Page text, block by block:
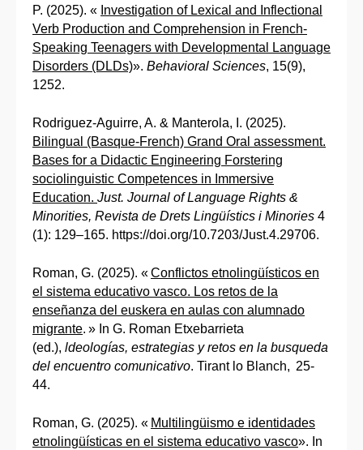
P. (2025). « Investigation of Lexical and Inflectional
Verb Production and Comprehension in French-
Speaking Teenagers with Developmental Language
Disorders (DLDs)». Behavioral Sciences, 15(9),
1252.
Rodriguez-Aguirre, A. & Manterola, I. (2025).
Bilingual (Basque-French) Grand Oral assessment.
Bases for a Didactic Engineering Forstering
sociolinguistic Competences in Immersive
Education. Just. Journal of Language Rights &
Minorities, Revista de Drets Lingüístics i Minories 4
(1): 129–165. https://doi.org/10.7203/Just.4.29706.
Roman, G. (2025). «Conflictos etnolingüísticos en
el sistema educativo vasco. Los retos de la
enseñanza del euskera en aulas con alumnado
migrante. » In G. Roman Etxebarrieta
(ed.), ldeologías, estrategias y retos en la busqueda
del encuentro comunicativo. Tirant lo Blanch, 25-
44.
Roman, G. (2025). « Multilingüismo e identidades
etnolingüísticas en el sistema educativo vasco». In